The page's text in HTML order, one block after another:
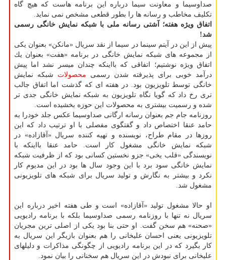
صداوسیما و معاونت سیما درباره این برنامه هاست كه هیچ گاه
تكلیف مخاطب و رسانه ها را بطور قطعی مشخص نمی نماید.
اتفاق ویژه هفته؛
آشتی رسانه ملی با شبكه نمایش خانگی رسمی
شد!
پیش از این در آیتم سینما در سیما از نقد سریال «مانكن» بعنوان یكی
از مجموعه های شبكه نمایش خانگی در برنامه «هفت» بعنوان یك
اتفاق ویژه نوشتیم؛ اتفاقی كه بااینكه چندان میسر نشد اما پیش
درآمد خوبی برای پذیرفته شدن رسمی محصولات شبكه نمایش
خانگی توسط تلویزیون بود. در هفته ای كه گذشت اما اتفاق جالب
تری رخ داد كه گویا نگاه تلویزیون به شبكه نمایش خانگی جدی تر
شده و رسمیت بیشتری به محصولات این حوزه بخشیده است.
روزنامه جام جم بعنوان رسانه ارگانی صداوسیما عكس جلد خودرا به
حامد عنقا اختصاص داد و گفتگوی مفصلی با او ترتیب داد كه این
روزها در مقام طراح، نویسنده و تهیه كننده سریال «آقازاده» در
شبكه نمایش خانگی مشغول كار است. حامد عنقا بااینكه با
نویسندگی «قلب یخی» جزو نخستین كسانی بود كه از ظرفیت شبكه
نمایش خانگی سود برد با این وجود سال ها بود در این مدیوم كار
نكرد و بیشتر به نگارش و تولید سریال برای شبكه های تلویزیونی
مشغول شد.
او حالا مشغول تولید «آقازاده» است و طی هفته اخیر درباره این
سریال نه تنها با روزنامه رسمی صداوسیما بلكه با برنامه رادیویی
«صحنه» هم سخن گفت. او حتی بنا بود یكی از اصلی ترین مجریان
تلویزیونی یعنی احسان علیخانی را هم بعنوان بازیگر این سریال به
كار بگیرد كه در این برنامه رادیویی از چگونگی مذاكرات و دلیلهای
علیخانی برای نبودش در این سریال هم سخنانی را بیان نمود.